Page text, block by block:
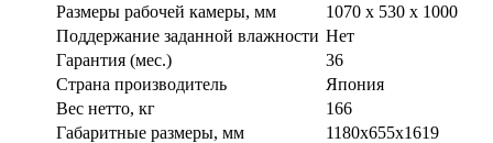
Размеры рабочей камеры, мм
1070 x 530 x 1000
Поддержание заданной влажности Нет
Гарантия (мес.)
36
Страна производитель
Япония
Вес нетто, кг
166
Габаритные размеры, мм
1180х655х1619